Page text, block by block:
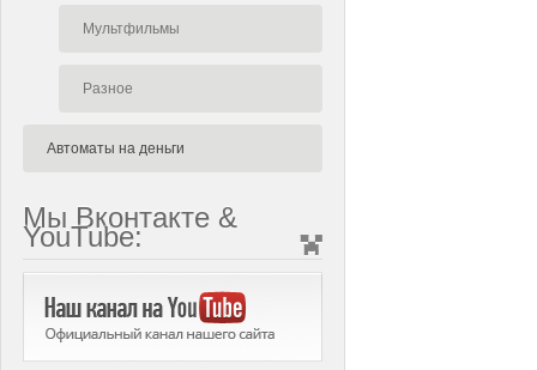
Мультфильмы
Разное
Автоматы на деньги
Мы Вконтакте &
YouTube: